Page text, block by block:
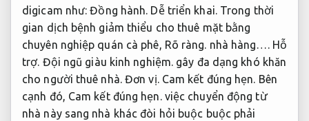
digicam như:Đồng hành. Dễ triển khai.Trong thời
gian dịch bệnh giảm thiểu cho thuê mặt bằng
chuyên nghiệp quán cà phê, Rõ ràng. nhà hàng…. Hỗ
trợ. Đội ngũ giàu kinh nghiệm. gây đa dạng khó khăn
cho người thuê nhà. Đơn vị. Cam kết đúng hẹn. Bên
cạnh đó, Cam kết đúng hẹn.việc chuyển động từ
nhà này sang nhà khác đòi hỏi buộc buộc phải